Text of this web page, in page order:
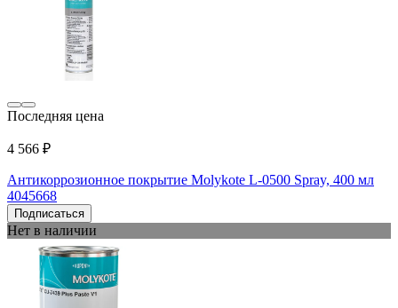
Последняя цена
4 566 ₽
Антикоррозионное покрытие Molykote L-0500 Spray, 400 мл
4045668
Подписаться
Нет в наличии